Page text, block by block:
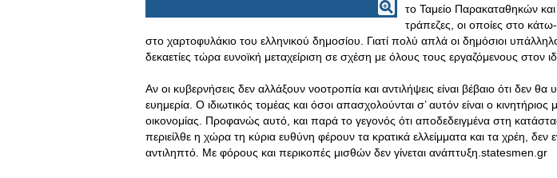
το Ταμείο Παρακαταθηκών και
τράπεζες, οι οποίες στο
στο χαρτοφυλάκιο του ελληνικού δημοσίου. Γιατί πολύ απλά οι δημόσιοι
δεκαετίες τώρα ευνοϊκή μεταχείριση σε σχέση με όλους τους εργαζόμενους στον
Αν οι κυβερνήσεις δεν αλλάξουν νοοτροπία και αντιλήψεις είναι βέβαιο ότι δεν θα
ευημερία. Ο ιδιωτικός τομέας και όσοι απασχολούνται σ’ αυτόν είναι ο κινητήριος
οικονομίας. Προφανώς αυτό, και παρά το γεγονός ότι αποδεδειγμένα στη
περιείλθε η χώρα τη κύρια ευθύνη φέρουν τα κρατικά ελλείμματα και τα χρέη, δεν
αντιληπτό. Με φόρους και περικοπές μισθών δεν γίνεται ανάπτυξη.statesmen.gr